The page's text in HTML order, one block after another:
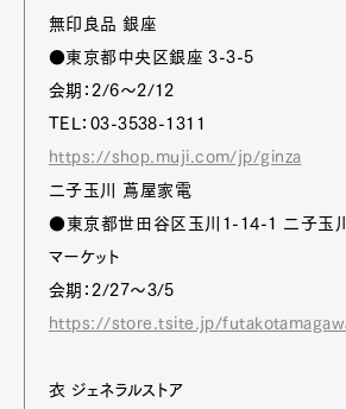
無印良品 銀座
●東京都中央区銀座 3-3-5
会期：2/6〜2/12
TEL：03-3538-1311
https://shop.muji.com/jp/ginza
二子玉川 蔦屋家電
●東京都世田谷区玉川1-14-1 二子玉川
マーケット
会期：2/27〜3/5
https://store.tsite.jp/
衣 ジェネラルストア